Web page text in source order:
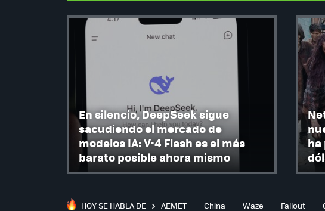
En silencio, DeepSeek sigue
sacudiendo el mercado de
modelos IA: V-4 Flash es el más
barato posible ahora mismo
ha
HOY SE HABLA DE AEMET China Waze Fallout